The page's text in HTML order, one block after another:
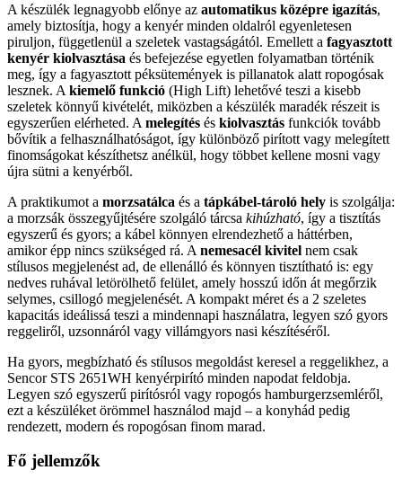
A készülék legnagyobb előnye az automatikus középre igazítás,
amely biztosítja, hogy a kenyér minden oldalról egyenletesen
piruljon, függetlenül a szeletek vastagságától. Emellett a fagyasztott
kenyér kiolvasztása és befejezése egyetlen folyamatban történik
meg, így a fagyasztott péksütemények is pillanatok alatt ropogósak
lesznek. A kiemelő funkció (High Lift) lehetővé teszi a kisebb
szeletek könnyű kivételét, miközben a készülék maradék részeit is
egyszerűen elérheted. A melegítés és kiolvasztás funkciók tovább
bővítik a felhasználhatóságot, így különböző pirított vagy melegített
finomságokat készíthetsz anélkül, hogy többet kellene mosni vagy
újra sütni a kenyérből.
A praktikumot a morzsatálca és a tápkábel-tároló hely is szolgálja:
a morzsák összegyűjtésére szolgáló tárcsa kihúzható, így a tisztítás
egyszerű és gyors; a kábel könnyen elrendezhető a háttérben,
amikor épp nincs szükséged rá. A nemesacél kivitel nem csak
stílusos megjelenést ad, de ellenálló és könnyen tisztítható is: egy
nedves ruhával letörölhető felület, amely hosszú időn át megőrzik
selymes, csillogó megjelenését. A kompakt méret és a 2 szeletes
kapacitás ideálissá teszi a mindennapi használatra, legyen szó gyors
reggeliről, uzsonnáról vagy villámgyors nasi készítéséről.
Ha gyors, megbízható és stílusos megoldást keresel a reggelikhez, a
Sencor STS 2651WH kenyérpirító minden napodat feldobja.
Legyen szó egyszerű pirítósról vagy ropogós hamburgerzsemléről,
ezt a készüléket örömmel használod majd – a konyhád pedig
rendezett, modern és ropogósan finom marad.
Fő jellemzők